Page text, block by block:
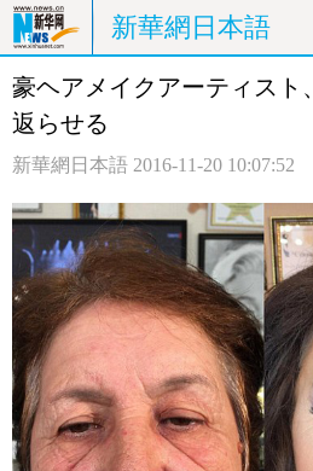
新華網日本語
ホームページ 政治
観光 評論
中日対訳
豪ヘアメイクアーティスト
返らせる
新華網日本語 2016-11-20 10:07:52